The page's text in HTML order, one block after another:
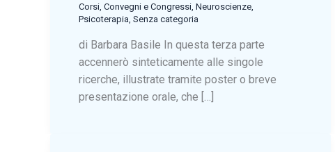
Corsi, Convegni e Congressi, Neuroscienze,
Psicoterapia Senza categoria
di Barbara Basile In questa terza parte
accennerò sinteticamente alle singole
ricerche, illustrate tramite poster o breve
presentazione orale, che […]